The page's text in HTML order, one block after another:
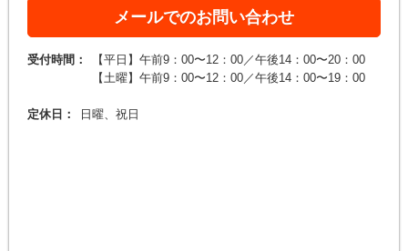
メールでのお問い合わせ
受付時間：
【平日】午前9：00〜12：00／午後14：00〜20：00
【土曜】午前9：00〜12：00／午後14：00〜19：00
定休日： 日曜、祝日